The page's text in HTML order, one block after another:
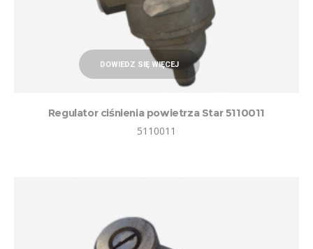
DOWIEDZ SIĘ WIĘCEJ
Regulator ciśnienia powietrza Star 5110011
5110011